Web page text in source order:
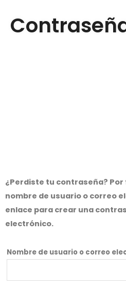
¿Perdiste tu contraseña?
nombre de usuario o correo
enlace para crear una
electrónico.
Nombre de usuario o correo